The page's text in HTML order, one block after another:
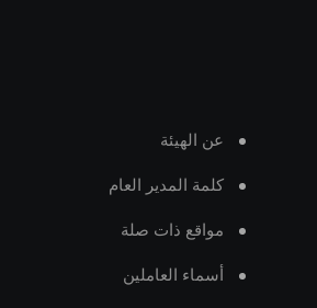
عن الهيئة
كلمة المدير العام
مواقع ذات صلة
أسماء العاملين